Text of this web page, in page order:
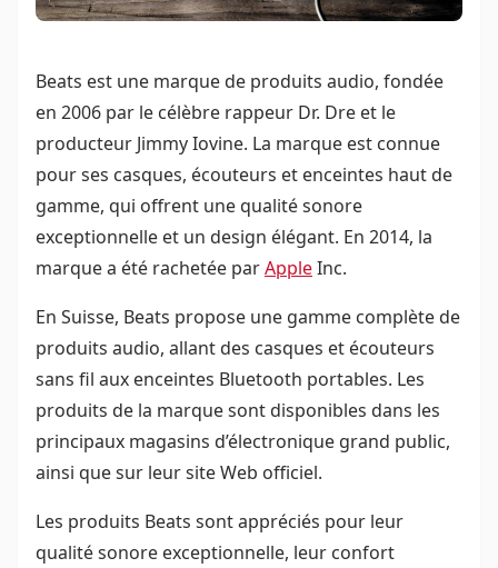
Beats est une marque de produits audio, fondée
en 2006 par le célèbre rappeur Dr. Dre et le
producteur Jimmy Iovine. La marque est connue
pour ses casques, écouteurs et enceintes haut de
gamme, qui offrent une qualité sonore
exceptionnelle et un design élégant. En 2014, la
marque a été rachetée parAppleInc.
En Suisse, Beats propose une gamme complète de
produits audio, allant des casques et écouteurs
sans fil aux enceintes Bluetooth portables. Les
produits de la marque sont disponibles dans les
principaux magasins d’électronique grand public,
ainsi que sur leur site Web officiel.
Les produits Beats sont appréciés pour leur
qualité sonore exceptionnelle, leur confort